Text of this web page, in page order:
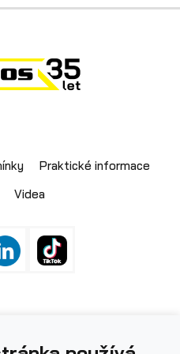
přívěsy
Praktické informace
Videa